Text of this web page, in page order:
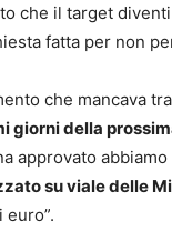
che il target
fatta per non
che mancava
giorni della
approvato
su viale delle